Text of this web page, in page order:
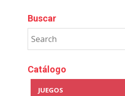
Buscar
Catálogo
JUEGOS